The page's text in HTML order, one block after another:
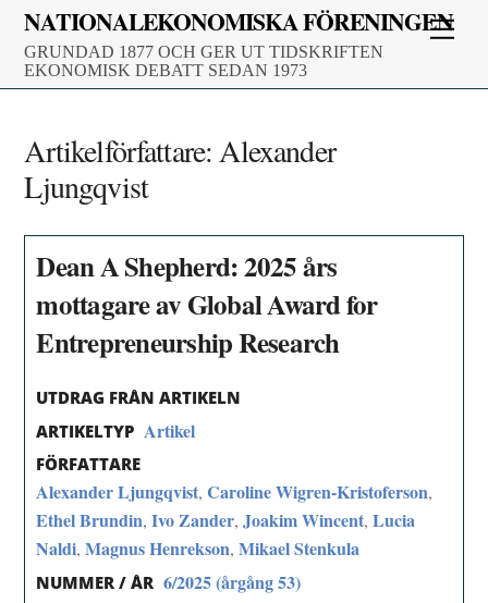
Skip
content
NATIONALEKONOMISKA FÖRENINGEN
GRUNDAD 1877 OCH GER UT TIDSKRIFTEN
EKONOMISK DEBATT SEDAN 1973
Artikelförfattare:Alexander
Ljungqvist
Dean A Shepherd: 2025 års
mottagare av Global Award for
Entrepreneurship Research
UTDRAG FRÅN ARTIKELN
ARTIKELTYP Artikel
FÖRFATTARE
Alexander Ljungqvist,Caroline Wigren-Kristoferson,
Ethel Brundin,Ivo Zander,Joakim Wincent,Lucia
Naldi,Magnus Henrekson,Mikael Stenkula
NUMMER / ÅR 6/2025 (årgång 53)